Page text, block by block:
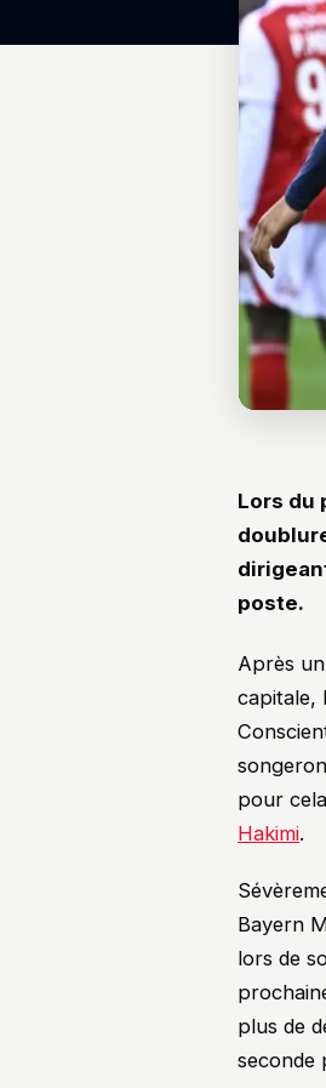
Lors du
poste.
Après
capitale,
pour
Hakimi.
Bayern
lors de
plus de
seconde